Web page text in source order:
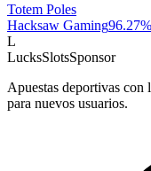
Totem Poles
Hacksaw Gaming96.27%
L
LucksSlotsSponsor
Apuestas deportivas con
para nuevos usuarios.